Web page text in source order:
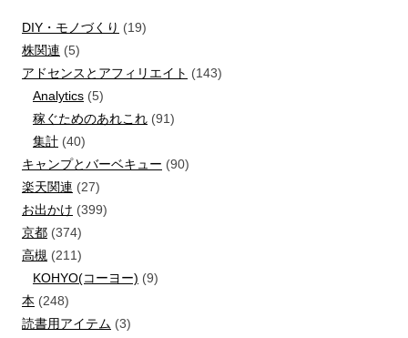
DIY・モノづくり (19)
株関連 (5)
アドセンスとアフィリエイト (143)
Analytics (5)
稼ぐためのあれこれ (91)
集計 (40)
キャンプとバーベキュー (90)
楽天関連 (27)
お出かけ (399)
京都 (374)
高槻 (211)
KOHYO(コーヨー) (9)
本 (248)
読書用アイテム (3)